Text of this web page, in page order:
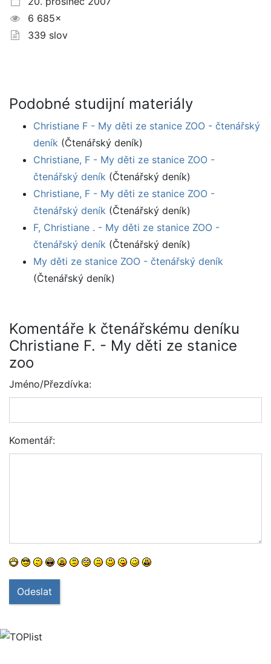
6 685×
339 slov
Podobné studijní materiály
Christiane F - My děti ze stanice ZOO - čtenářský
deník (Čtenářský deník)
Christiane, F - My děti ze stanice ZOO -
čtenářský deník (Čtenářský deník)
Christiane, F - My děti ze stanice ZOO -
čtenářský deník (Čtenářský deník)
F, Christiane . - My děti ze stanice ZOO -
čtenářský deník (Čtenářský deník)
My děti ze stanice ZOO - čtenářský deník
(Čtenářský deník)
Komentáře k čtenářskému deníku
Christiane F. - My děti ze stanice
zoo
Jméno/Přezdívka:
Komentář:
Odeslat